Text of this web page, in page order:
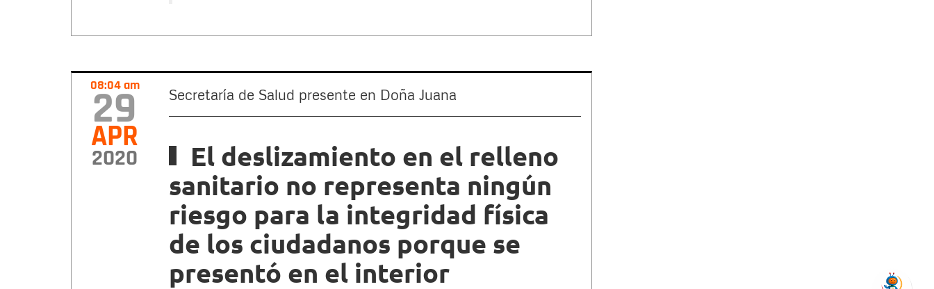
08:04 am
29
APR
2020
Secretaría de Salud presente en Doña Juana
El deslizamiento en el relleno
sanitario no representa ningún
riesgo para la integridad física
de los ciudadanos porque se
presentó en el interior